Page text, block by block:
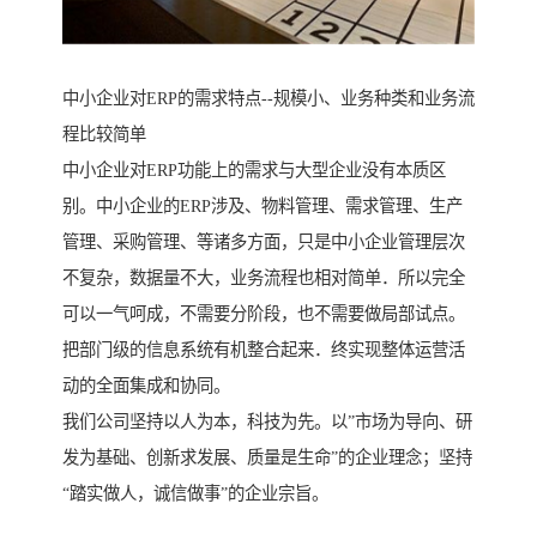
中小企业对ERP的需求特点--规模小、业务种类和业务流
程比较简单
中小企业对ERP功能上的需求与大型企业没有本质区
别。中小企业的ERP涉及、物料管理、需求管理、生产
管理、采购管理、等诸多方面，只是中小企业管理层次
不复杂，数据量不大，业务流程也相对简单．所以完全
可以一气呵成，不需要分阶段，也不需要做局部试点。
把部门级的信息系统有机整合起来．终实现整体运营活
动的全面集成和协同。
我们公司坚持以人为本，科技为先。以”市场为导向、研
发为基础、创新求发展、质量是生命”的企业理念；坚持
“踏实做人，诚信做事”的企业宗旨。